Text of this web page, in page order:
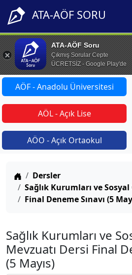
ATA-AÖF SORU
ATA-AÖF Soru
Çıkmış Sorular Cepte
ÜCRETSİZ - Google Play'de
AÖF - Anadolu Üniversitesi
AÖL - Açık Lise
AÖO - Açık Ortaokul
Anasayfa
Dersler
Sağlık Kurumları ve
Final Deneme Sınavı (5
Sağlık Kurumları ve
Mevzuatı Dersi Final
(5 Mayıs)